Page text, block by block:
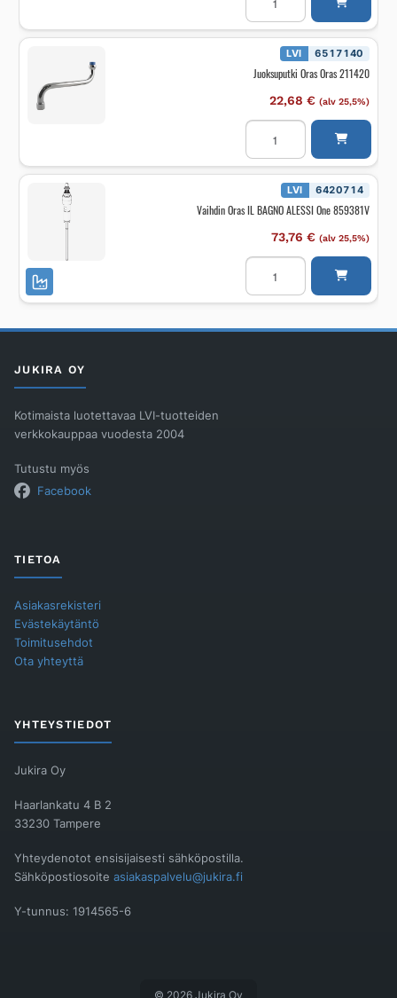
Hydra
600358V
määrä
LVI 6517140
Juoksuputki Oras Oras 211420
22,68 € (alv 25,5%)
Juoksuputki
211420
määrä
LVI 6420714
Vaihdin Oras IL BAGNO ALESSI One 859381V
73,76 € (alv 25,5%)
Vaihdin
BAGNO
859381V
JUKIRA OY
Kotimaista luotettavaa LVI-tuotteiden
verkkokauppaa vuodesta 2004
Tutustu myös
Facebook
TIETOA
Asiakasrekisteri
Evästekäytäntö
Toimitusehdot
Ota yhteyttä
YHTEYSTIEDOT
Jukira Oy
Haarlankatu 4 B 2
33230 Tampere
Yhteydenotot ensisijaisesti sähköpostilla.
Sähköpostiosoite asiakaspalvelu@jukira.fi
Y-tunnus: 1914565-6
© 2026 Jukira Oy